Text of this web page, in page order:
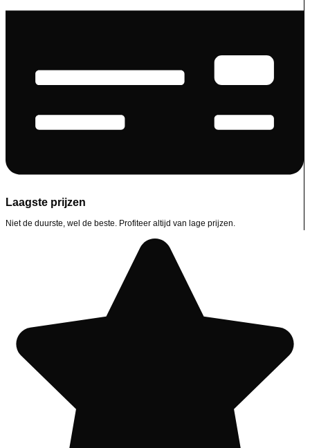
Laagste prijzen
Niet de duurste, wel de beste. Profiteer altijd van lage prijzen.